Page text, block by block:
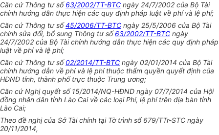
Căn cứ Thông tư số63/2002/TT-BTC ngày 24/7/2002 của Bộ Tài
chính hướng dẫn thực hiện các quy định pháp luật về phí và lệ phí;
Căn cứ Thông tư số45/2006/TT-BTC ngày 25/5/2006 của Bộ Tài
chính sửa đổi, bổ sung Thông tư số63/2002/TT-BTC ngày
24/7/2002 của Bộ Tài chính hướng dẫn thực hiện các quy định pháp
luật về phí và lệ phí;
Căn cứ Thông tư số02/2014/TT-BTC ngày 02/01/2014 của Bộ Tài
chính hướng dẫn về phí và lệ phí thuộc thẩm quyền quyết định của
HĐND tỉnh, thành phố trực thuộc Trung ương;
Căn cứ Nghị quyết số 15/2014/NQ-HĐND ngày 07/7/2014 của Hội
đồng nhân dân tỉnh Lào Cai về các loại Phí, lệ phí trên địa bàn tỉnh
Lào Cai;
Theo đề nghị của Sở Tài chính tại Tờ trình số 679/TTr-STC ngày
20/11/2014,